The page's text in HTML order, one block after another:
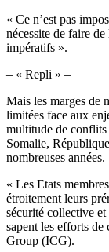
« Ce n’est pas
nécessite de faire
impératifs ».
– « Repli » –
Mais les marges de
limitées face aux
multitude de conflits
Somalie,
nombreuses années.
« Les Etats
étroitement leurs
sécurité collective
sapent les efforts
Group (ICG).